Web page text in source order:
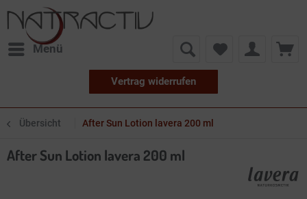
Menü
Vertrag widerrufen
Übersicht After Sun Lotion lavera 200 ml
After Sun Lotion lavera 200 ml